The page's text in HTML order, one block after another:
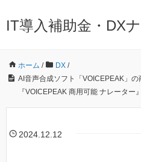
IT導入補助金・DX
ホーム / DX /
AI音声合成ソフト「VOICEPEAK」の
『VOICEPEAK 商用可能 ナレーター
2024.12.12